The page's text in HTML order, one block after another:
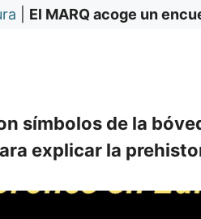
El MARQ acoge un
símbolos de la
explicar la